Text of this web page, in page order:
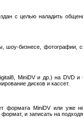
с целью наладить
бизнесе, фотографии,
MiniDV и др.) на DVD
дисков и кассет.
формата MiniDV или уже
и записать на